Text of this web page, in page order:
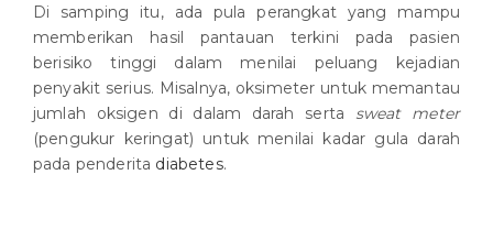
Di samping itu, ada pula perangkat yang mampu
memberikan hasil pantauan terkini pada pasien
berisiko tinggi dalam menilai peluang kejadian
penyakit serius. Misalnya, oksimeter untuk memantau
jumlah oksigen di dalam darah serta sweat meter
(pengukur keringat) untuk menilai kadar gula darah
pada penderita diabetes.